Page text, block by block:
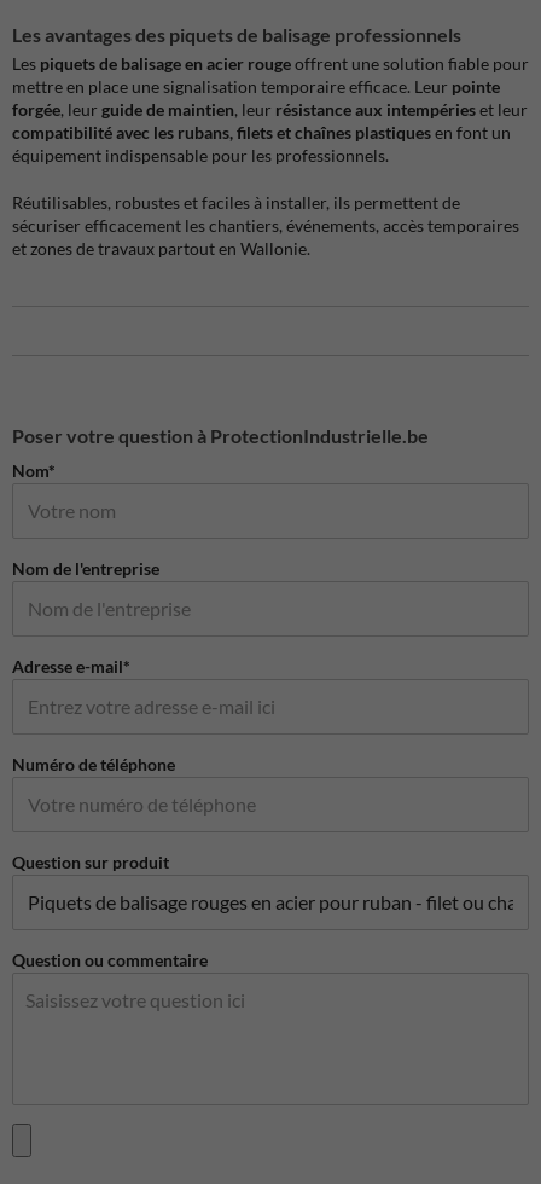
Les avantages des piquets de balisage professionnels
Les piquets de balisage en acier rougeoffrent une solution fiable pour
mettre en place une signalisation temporaire efficace. Leur pointe
forgée, leur guide de maintien, leur résistance aux intempérieset leur
compatibilité avec les rubans, filets et chaînes plastiquesen font un
équipement indispensable pour les professionnels.
Réutilisables, robustes et faciles à installer, ils permettent de
sécuriser efficacement les chantiers, événements, accès temporaires
et zones de travaux partout en Wallonie.
Poser votre question à ProtectionIndustrielle.be
Nom*
Nom de l'entreprise
Adresse e-mail*
Numéro de téléphone
Question sur produit
Question ou commentaire